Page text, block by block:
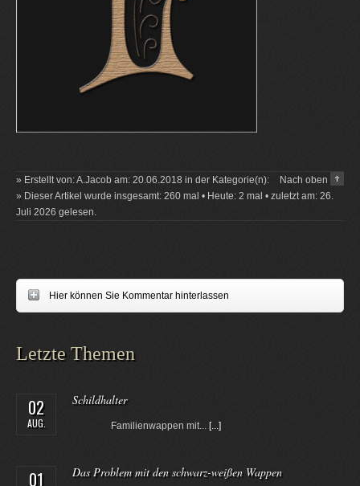
Nach oben
» Erstellt von: A.Jacob am: 20.06.2018 in der Kategorie(n):
» Dieser Artikel wurde insgesamt: 260 mal • Heute: 2 mal • zuletzt am: 26.
Juli 2026 gelesen.
Hier können Sie Kommentar hinterlassen
Letzte Themen
02
AUG.
Schildhalter
Familienwappen mit... [...]
01 Das Problem mit den schwarz-weißen Wappen